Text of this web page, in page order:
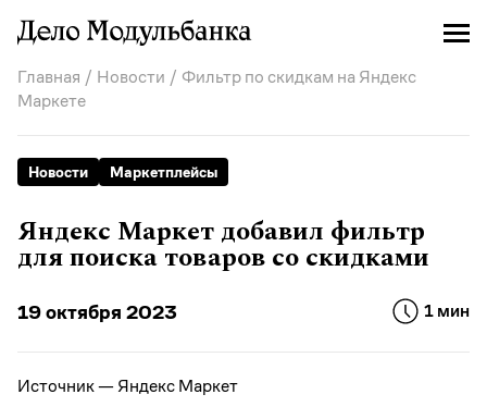
Главная / Новости / Фильтр по скидкам на Яндекс
Маркете
Новости Маркетплейсы
Яндекс Маркет добавил фильтр
для поиска товаров со скидками
19 октября 2023 1 мин
Источник — Яндекс Маркет